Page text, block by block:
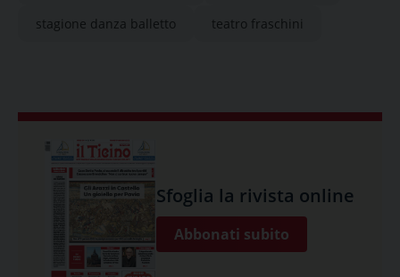
stagione danza balletto teatro fraschini
Sfoglia la rivista online
Abbonati subito